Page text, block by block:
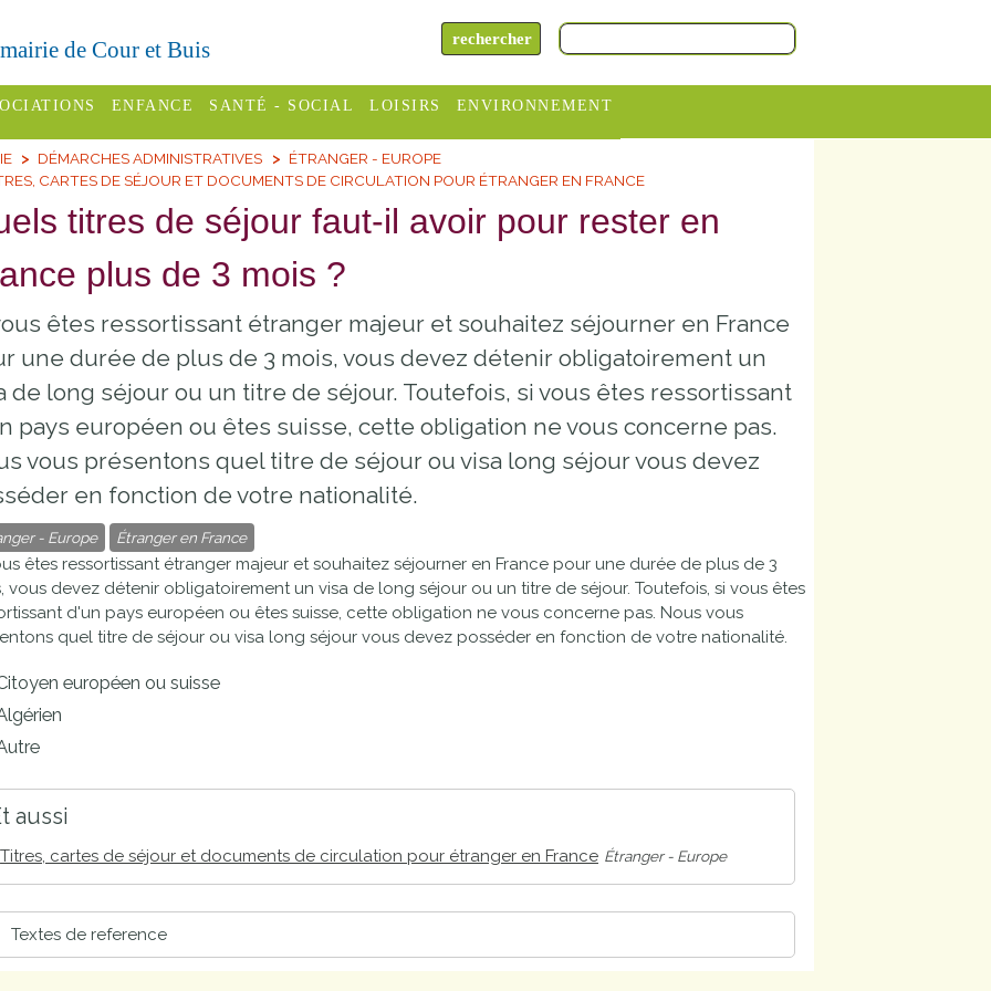
de Cour et Buis
des
Varèze
ENFANCE
Assistantes
assistante
Pôle petite
enfance
Etablissements
scolaires
publics
Établissements
scolaires
SANTÉ - SOCIAL
Centres
ADMR
Conseil
Départemental
Le SSIAD
des Trois
Rivières
LOISIRS
Campings
Offices
Cinémas
Piscines
Sélection
d'activité
Buis
Visiter,
ENVIRONNEMENT
Redevance
SITCOM
DÉMARCHES ADMINISTRATIVES
ÉTRANGER - EUROPE
CARTES DE SÉJOUR ET DOCUMENTS DE CIRCULATION POUR ÉTRANGER EN FRANCE
titres de séjour faut-il avoir pour rester en
plus de 3 mois ?
êtes ressortissant étranger majeur et souhaitez séjourner en France
une durée de plus de 3 mois, vous devez détenir obligatoirement un
de long séjour ou un titre de séjour. Toutefois, si vous êtes ressortissant
pays européen ou êtes suisse, cette obligation ne vous concerne pas.
vous présentons quel titre de séjour ou visa long séjour vous devez
en fonction de votre nationalité.
- Europe Étranger en France
êtes ressortissant étranger majeur et souhaitez séjourner en France pour une durée de plus de 3
vous devez détenir obligatoirement un visa de long séjour ou un titre de séjour. Toutefois, si vous êtes
d'un pays européen ou êtes suisse, cette obligation ne vous concerne pas. Nous vous
quel titre de séjour ou visa long séjour vous devez posséder en fonction de votre nationalité.
européen ou suisse
aussi
Titres, cartes de séjour et documents de circulation pour étranger en France Étranger - Europe
Textes de reference